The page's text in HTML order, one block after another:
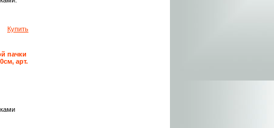
Купить
пачки
арт.